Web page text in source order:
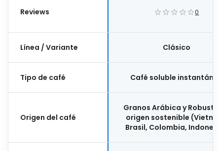
Reviews 0
Línea / Variante Clásico
Tipo de café Café soluble
Origen del café
Granos Arábica y Robusta
origen sostenible
Brasil, Colombia,